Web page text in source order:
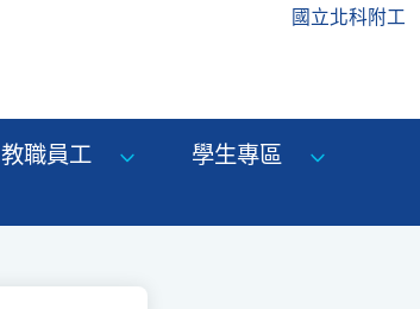
國立北科附工
教職員工
學生專區